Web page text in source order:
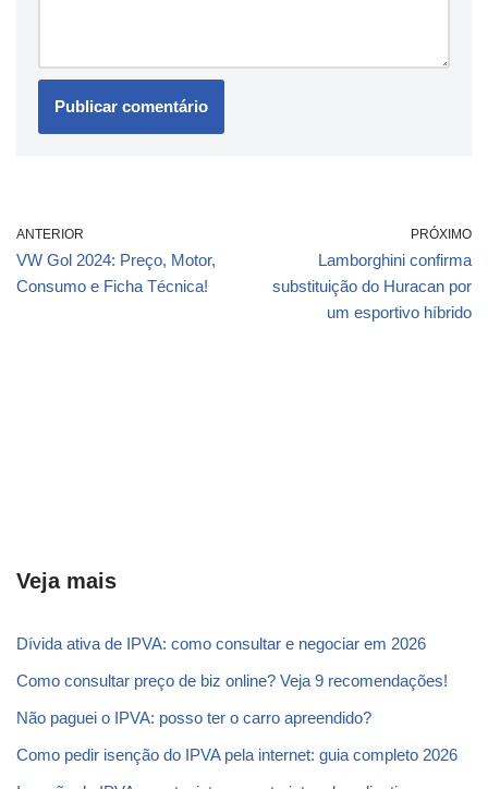
ANTERIOR
VW Gol 2024: Preço, Motor,
Consumo e Ficha Técnica!
PRÓXIMO
Lamborghini confirma
substituição do Huracan por
um esportivo híbrido
Veja mais
Dívida ativa de IPVA: como consultar e negociar em 2026
Como consultar preço de biz online? Veja 9 recomendações!
Não paguei o IPVA: posso ter o carro apreendido?
Como pedir isenção do IPVA pela internet: guia completo 2026